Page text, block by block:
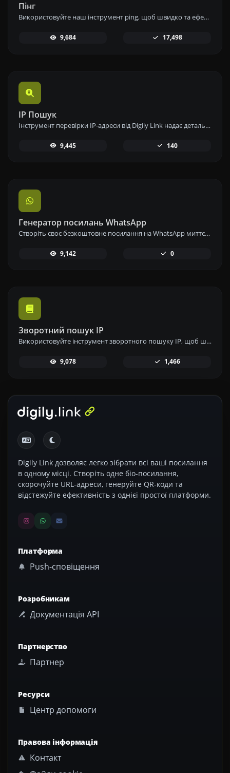
Пінг
Використовуйте наш інструмент ping, щоб швидко та ефективно перевірити статус і час відгуку будь-якого вебсайту, сервера або порту.
9,684 17,498
IP Пошук
Інструмент перевірки IP-адреси від Digily Link надає детальну інформацію про будь-яку IP-адресу. Скористайтеся цим безкоштовним онлайн-сервісом, щоб отримати всебічні дані про IP.
9,445 140
Генератор посилань WhatsApp
Створіть своє безкоштовне посилання на WhatsApp миттєво за допомогою нашого генератора посилань WhatsApp. Додайте власне повідомлення та починайте чати в один клік – без входу в систему або кодування.
9,142 0
Зворотний пошук IP
Використовуйте інструмент зворотного пошуку IP, щоб швидко та легко знайти домен або хост, пов'язаний з будь-якою IP-адресою.
9,078 1,466
Digily Link дозволяє легко зібрати всі ваші посилання
в одному місці. Створіть одне біо-посилання,
скорочуйте URL-адреси, генеруйте QR-коди та
відстежуйте ефективність з однієї простої платформи.
Платформа
Push-сповіщення
Розробникам
Документація API
Партнерство
Партнер
Ресурси
Центр допомоги
Правова інформація
Контакт